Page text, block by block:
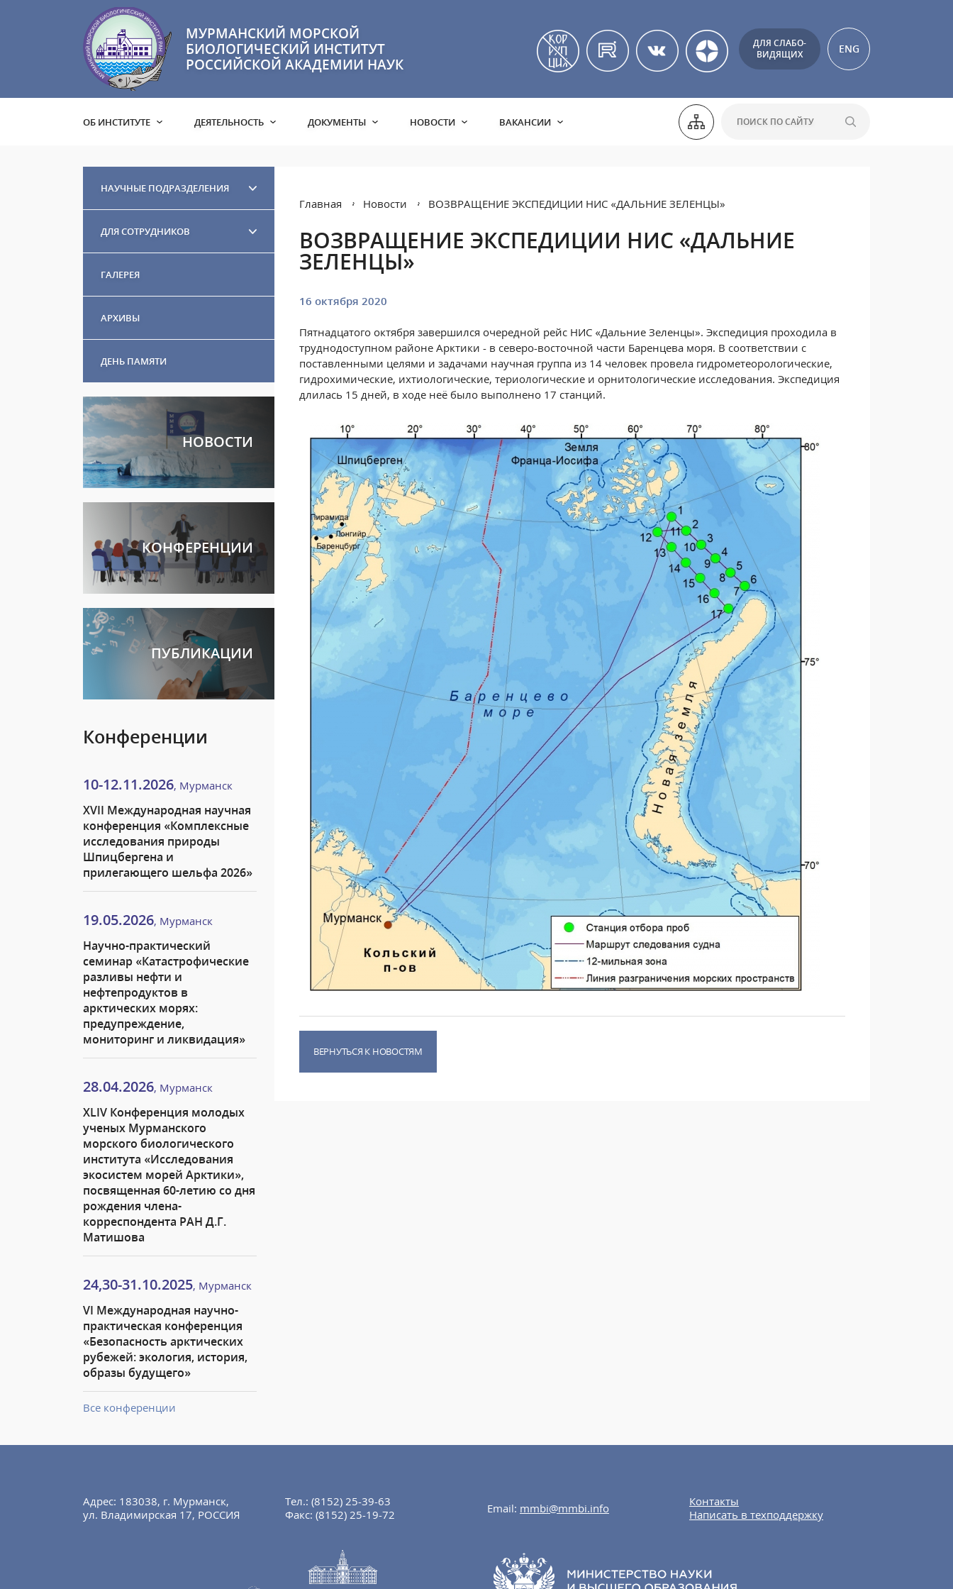
МУРМАНСКИЙ МОРСКОЙ
БИОЛОГИЧЕСКИЙ ИНСТИТУТ
РОССИЙСКОЙ АКАДЕМИИ НАУК
ДЛЯ СЛАБО-
ВИДЯЩИХ
ENG
ОБ ИНСТИТУТЕ ДЕЯТЕЛЬНОСТЬ ДОКУМЕНТЫ НОВОСТИ ВАКАНСИИ
НАУЧНЫЕ ПОДРАЗДЕЛЕНИЯ
ДЛЯ СОТРУДНИКОВ
ГАЛЕРЕЯ
АРХИВЫ
ДЕНЬ ПАМЯТИ
НОВОСТИ
КОНФЕРЕНЦИИ
ПУБЛИКАЦИИ
Конференции
10-12.11.2026, Мурманск
XVII Международная научная
конференция «Комплексные
исследования природы
Шпицбергена и
прилегающего шельфа 2026»
19.05.2026, Мурманск
Научно-практический
семинар «Катастрофические
разливы нефти и
нефтепродуктов в
арктических морях:
предупреждение,
мониторинг и ликвидация»
28.04.2026, Мурманск
XLIV Конференция молодых
ученых Мурманского
морского биологического
института «Исследования
экосистем морей Арктики»,
посвященная 60-летию со дня
рождения члена-
корреспондента РАН Д.Г.
Матишова
24,30-31.10.2025, Мурманск
VI Международная научно-
практическая конференция
«Безопасность арктических
рубежей: экология, история,
образы будущего»
Все конференции
Главная Новости ВОЗВРАЩЕНИЕ ЭКСПЕДИЦИИ НИС «ДАЛЬНИЕ ЗЕЛЕНЦЫ»
ВОЗВРАЩЕНИЕ ЭКСПЕДИЦИИ НИС «ДАЛЬНИЕ
ЗЕЛЕНЦЫ»
16 октября 2020
Пятнадцатого октября завершился очередной рейс НИС «Дальние Зеленцы». Экспедиция проходила в
труднодоступном районе Арктики - в северо-восточной части Баренцева моря. В соответствии с
поставленными целями и задачами научная группа из 14 человек провела гидрометеорологические,
гидрохимические, ихтиологические, териологические и орнитологические исследования. Экспедиция
длилась 15 дней, в ходе неё было выполнено 17 станций.
ВЕРНУТЬСЯ К НОВОСТЯМ
Адрес: 183038, г. Мурманск,
ул. Владимирская 17, РОССИЯ
Тел.: (8152) 25-39-63
Факс: (8152) 25-19-72 Email: mmbi@mmbi.info
Контакты
Написать в техподдержку